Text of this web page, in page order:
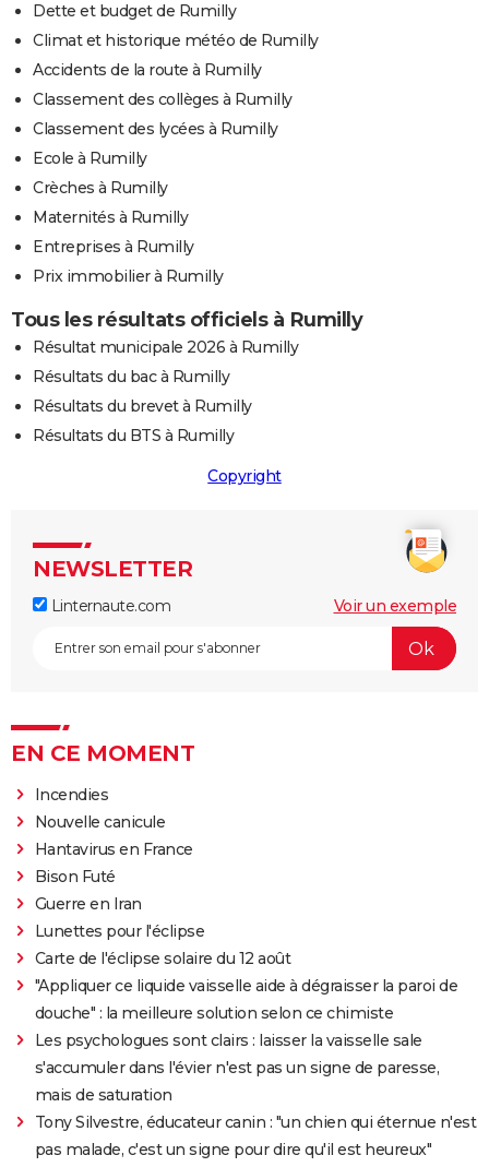
Dette et budget de Rumilly
Climat et historique météo de Rumilly
Accidents de la route à Rumilly
Classement des collèges à Rumilly
Classement des lycées à Rumilly
Ecole à Rumilly
Crèches à Rumilly
Maternités à Rumilly
Entreprises à Rumilly
Prix immobilier à Rumilly
Tous les résultats officiels à Rumilly
Résultat municipale 2026 à Rumilly
Résultats du bac à Rumilly
Résultats du brevet à Rumilly
Résultats du BTS à Rumilly
Copyright
NEWSLETTER
Linternaute.com Voir un exemple
EN CE MOMENT
Incendies
Nouvelle canicule
Hantavirus en France
Bison Futé
Guerre en Iran
Lunettes pour l'éclipse
Carte de l'éclipse solaire du 12 août
"Appliquer ce liquide vaisselle aide à dégraisser la paroi de
douche" : la meilleure solution selon ce chimiste
Les psychologues sont clairs : laisser la vaisselle sale
s'accumuler dans l'évier n'est pas un signe de paresse,
mais de saturation
Tony Silvestre, éducateur canin : "un chien qui éternue n'est
pas malade, c'est un signe pour dire qu'il est heureux"